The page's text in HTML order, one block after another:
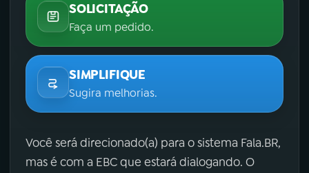
SOLICITAÇÃO
Faça um pedido.
SIMPLIFIQUE
Sugira melhorias.
Você será direcionado(a) para o sistema Fala.BR,
mas é com a EBC que estará dialogando. O